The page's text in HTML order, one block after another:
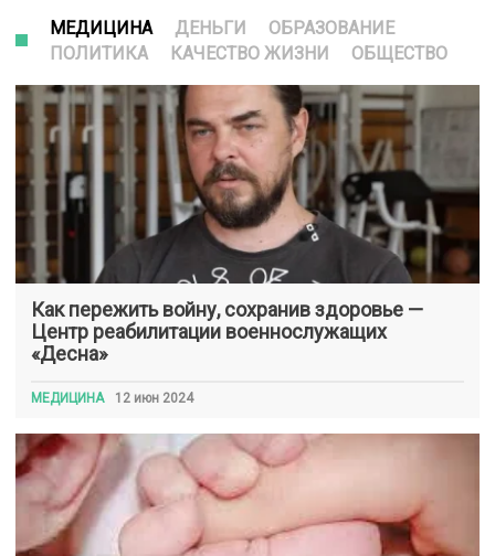
МЕДИЦИНА ДЕНЬГИ
ОБРАЗОВАНИЕ
ПОЛИТИКА
КАЧЕСТВО ЖИЗНИ ОБЩЕСТВО
Как пережить войну, сохранив здоровье —
Центр реабилитации военнослужащих
«Десна»
МЕДИЦИНА 12 июн 2024